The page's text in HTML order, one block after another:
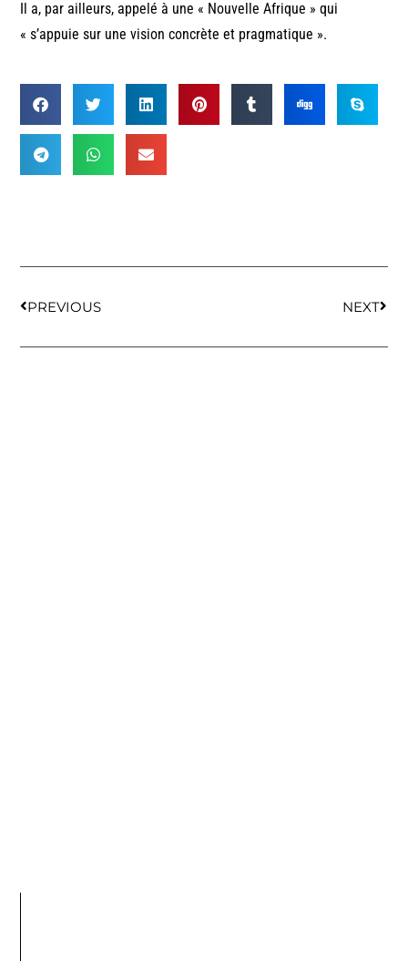
Il a, par ailleurs, appelé à une « Nouvelle Afrique » qui
« s’appuie sur une vision concrète et pragmatique ».
PREVIOUS NEXT